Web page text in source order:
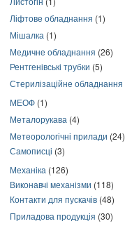
Ліфтове обладнання (1)
Мішалка (1)
Медичне обладнання (26)
Рентгенівські трубки (5)
Стерилізаційне обладнання
МЕОФ (1)
Металорукава (4)
Метеорологічні прилади (24)
Самописці (3)
Механіка (126)
Виконавчі механізми (118)
Контакти для пускачів (48)
Приладова продукція (30)